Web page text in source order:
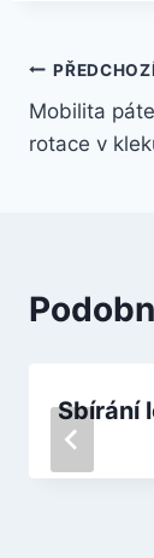
pro
PŘEDCHOZÍ
Mobilita
rotace v
Sbírání